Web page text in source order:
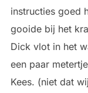
instructies goed
gooide bij het
Dick vlot in het
een paar
Kees. (niet dat